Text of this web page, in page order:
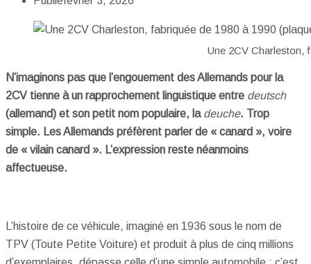
Une 2CV Charleston,
N’imaginons pas que l’engouement des Allemands pour la
2CV tienne à un rapprochement linguistique entre deutsch
(allemand) et son petit nom populaire, la deuche. Trop
simple. Les Allemands préfèrent parler de « canard », voire
de « vilain canard ». L’expression reste néanmoins
affectueuse.
L’histoire de ce véhicule, imaginé en 1936 sous le nom de
TPV (Toute Petite Voiture) et produit à plus de cinq millions